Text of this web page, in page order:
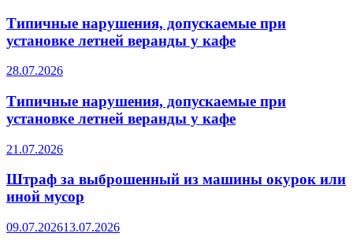
Типичные нарушения, допускаемые при
установке летней веранды у кафе
28.07.2026
Типичные нарушения, допускаемые при
установке летней веранды у кафе
21.07.2026
Штраф за выброшенный из машины окурок или
иной мусор
09.07.202613.07.2026